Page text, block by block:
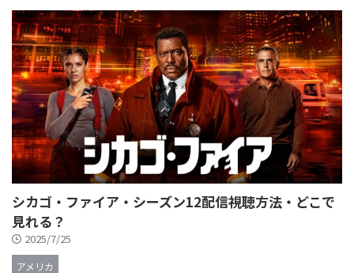
シカゴ・ファイア・シーズン12配信視聴方法・どこで
見れる？
2025/7/25
アメリカ